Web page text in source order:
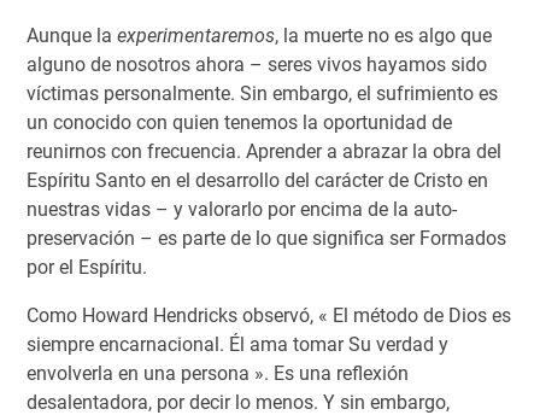
Aunque la experimentaremos, la muerte no es algo que
alguno de nosotros ahora – seres vivos hayamos sido
víctimas personalmente. Sin embargo, el sufrimiento es
un conocido con quien tenemos la oportunidad de
reunirnos con frecuencia. Aprender a abrazar la obra del
Espíritu Santo en el desarrollo del carácter de Cristo en
nuestras vidas – y valorarlo por encima de la auto-
preservación – es parte de lo que significa ser Formados
por el Espíritu.
Como Howard Hendricks observó, « El método de Dios es
siempre encarnacional. Él ama tomar Su verdad y
envolverla en una persona ». Es una reflexión
desalentadora, por decir lo menos. Y sin embargo,